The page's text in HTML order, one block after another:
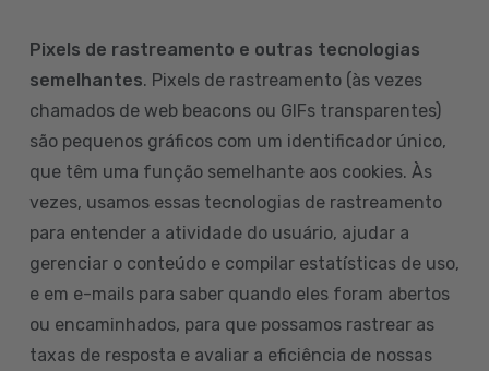
Pixels de rastreamento e outras tecnologias
semelhantes. Pixels de rastreamento (às vezes
chamados de web beacons ou GIFs transparentes)
são pequenos gráficos com um identificador único,
que têm uma função semelhante aos cookies. Às
vezes, usamos essas tecnologias de rastreamento
para entender a atividade do usuário, ajudar a
gerenciar o conteúdo e compilar estatísticas de uso,
e em e-mails para saber quando eles foram abertos
ou encaminhados, para que possamos rastrear as
taxas de resposta e avaliar a eficiência de nossas